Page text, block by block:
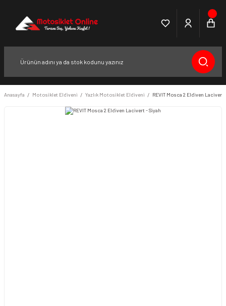
Anasayfa Motosiklet Eldiveni Yazlık Motosiklet Eldiveni REVIT Mosca 2 Eldiven Lacivert